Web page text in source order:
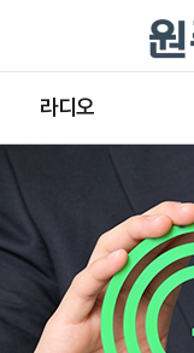
라디오
표준FM 편성표
음악FM 편성표